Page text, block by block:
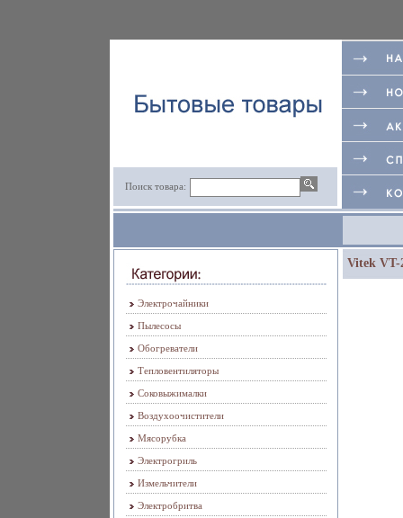
Поиск товара:
Электрочайники
Пылесосы
Обогреватели
Тепловентиляторы
Соковыжималки
Воздухоочистители
Мясорубка
Электрогриль
Измельчители
Электробритва
Vitek VT-